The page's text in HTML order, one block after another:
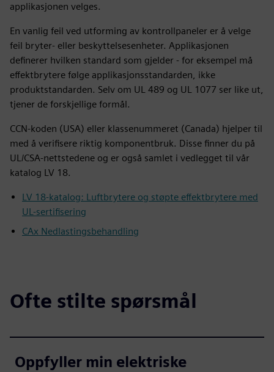
applikasjonen velges.
En vanlig feil ved utforming av kontrollpaneler er å velge
feil bryter- eller beskyttelsesenheter. Applikasjonen
definerer hvilken standard som gjelder - for eksempel må
effektbrytere følge applikasjonsstandarden, ikke
produktstandarden. Selv om UL 489 og UL 1077 ser like ut,
tjener de forskjellige formål.
CCN-koden (USA) eller klassenummeret (Canada) hjelper til
med å verifisere riktig komponentbruk. Disse finner du på
UL/CSA-nettstedene og er også samlet i vedlegget til vår
katalog LV 18.
LV 18-katalog: Luftbrytere og støpte effektbrytere med
UL-sertifisering
CAx Nedlastingsbehandling
Ofte stilte spørsmål
Oppfyller min elektriske